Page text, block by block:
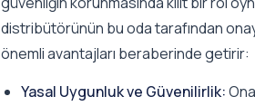
distribütörünün bu oda tarafından
önemli avantajları beraberinde getirir:
Yasal Uygunluk ve Güvenilirlik: